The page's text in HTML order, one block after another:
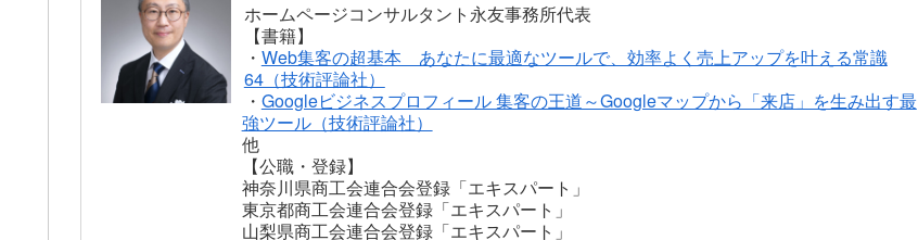
ホームページコンサルタント永友事務所代表
【書籍】
・ Web集客の超基本 あなたに最適なツールで、効率よく売上アップを叶える常識
64（技術評論社）
・ Googleビジネスプロフィール 集客の王道～Googleマップから「来店」を生み出す最
強ツール（技術評論社）
他
【公職・登録】
神奈川県商工会連合会登録「エキスパート」
東京都商工会連合会登録「エキスパート」
山梨県商工会連合会登録「エキスパート」